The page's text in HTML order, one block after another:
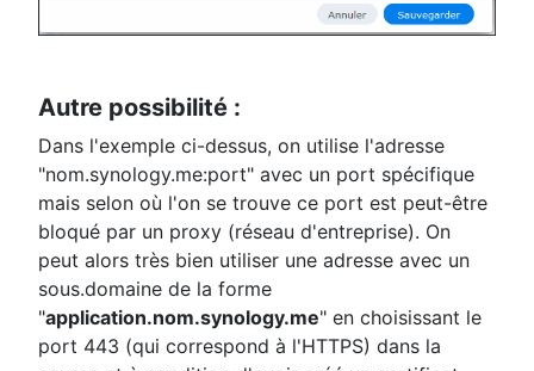
Autre possibilité :
Dans l'exemple ci-dessus, on utilise l'adresse
"nom.synology.me:port" avec un port spécifique
mais selon où l'on se trouve ce port est peut-être
bloqué par un proxy (réseau d'entreprise). On
peut alors très bien utiliser une adresse avec un
sous.domaine de la forme
"application.nom.synology.me" en choisissant le
port 443 (qui correspond à l'HTTPS) dans la